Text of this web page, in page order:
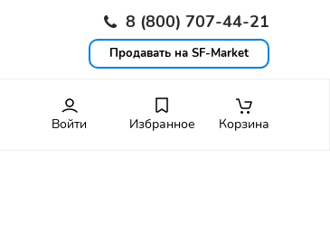
8 (800) 707-44-21
Продавать на SF-Market
Войти Избранное Корзина